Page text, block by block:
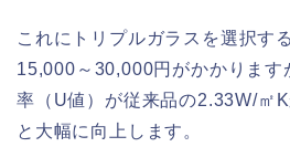
これにトリプルガラスを選択す
15,000～30,000円がかかります
率（U値）が従来品の2.33W/㎡
と大幅に向上します。